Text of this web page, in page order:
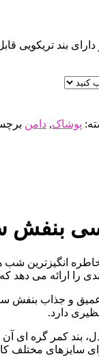
پوشاک, دامن
بنفش
انگیزترین شب
را ارائه می دهد
عمیق و جذاب بنفش
دارد.
بند کمر گره ای